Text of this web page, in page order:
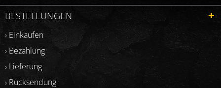
BESTELLUNGEN
› Einkaufen
› Bezahlung
› Lieferung
› Rücksendung